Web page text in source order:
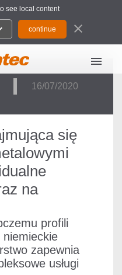
see local content
close
menu
16/07/2020
się
na
profili
zapewnia
usługi